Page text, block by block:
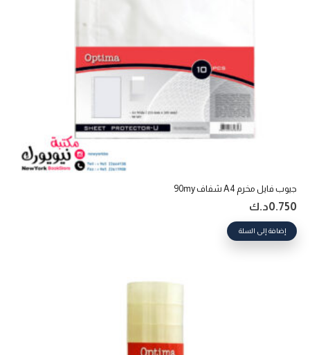
جيوب فايل مخرم A4 شفاف 90my
0.750د.ك
إضافة إلى السلة